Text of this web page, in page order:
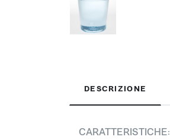
DESCRIZIONE
CARATTERISTICHE: